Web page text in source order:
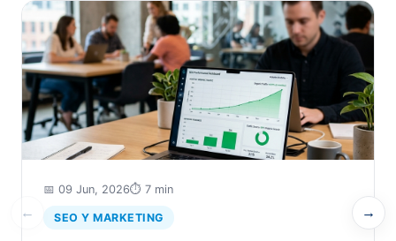
←
📅 09 Jun, 2026⏱️ 7 min
SEO Y MARKETING →